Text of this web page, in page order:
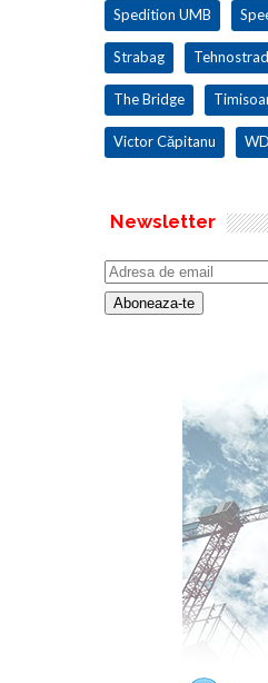
Spedition UMB
Strabag
The Bridge
Victor Căpitanu
Newsletter